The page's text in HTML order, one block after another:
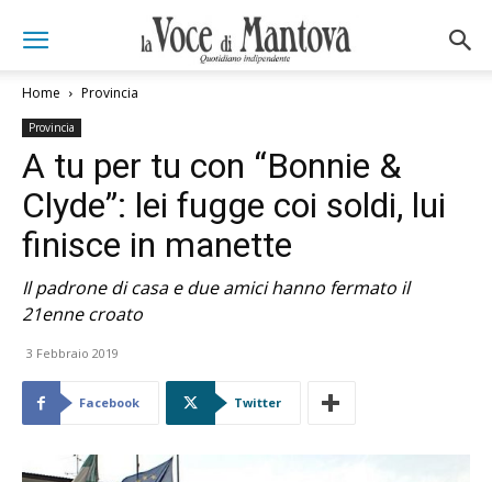
Home Provincia
Provincia
A tu per tu con “Bonnie &
Clyde”: lei fugge coi soldi, lui
finisce in manette
Il padrone di casa e due amici hanno fermato il
21enne croato
3 Febbraio 2019
Facebook Twitter